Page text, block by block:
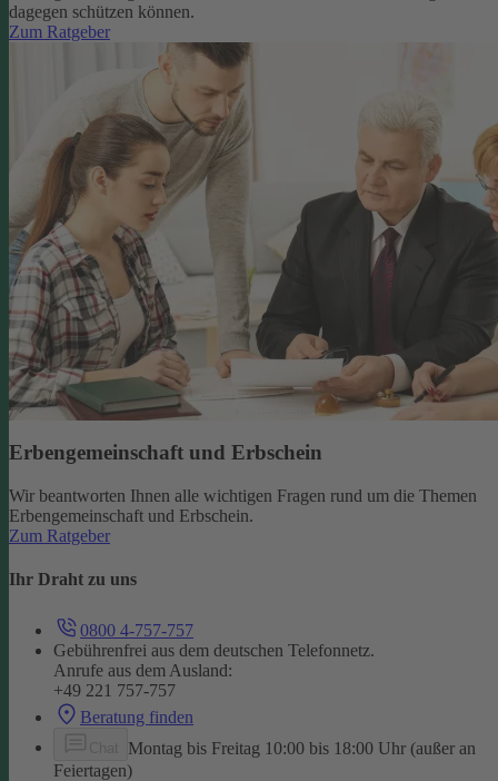
dagegen schützen können.
Zum Ratgeber
Erbengemeinschaft und Erbschein
Wir beantworten Ihnen alle wichtigen Fragen rund um die Themen
Erbengemeinschaft und Erbschein.
Zum Ratgeber
Ihr Draht zu uns
0800 4-757-757
Gebührenfrei aus dem deutschen Telefonnetz.
Anrufe aus dem Ausland:
+49 221 757-757
Beratung finden
Montag bis Freitag 10:00 bis 18:00 Uhr (außer an
Feiertagen)